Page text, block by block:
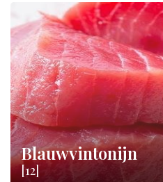
Blauwvintonijn
[12]